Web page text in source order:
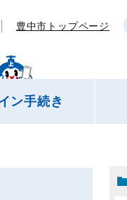
豊中市トップページ
ン手続き